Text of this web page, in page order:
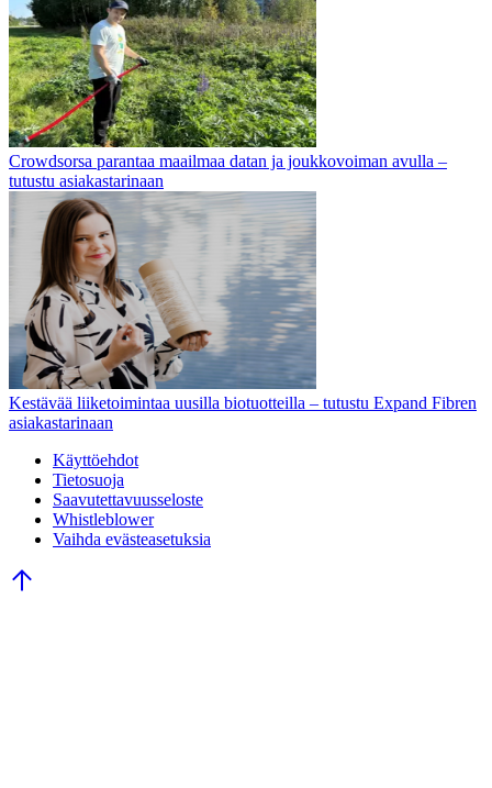
Crowdsorsa parantaa maailmaa datan ja joukkovoiman avulla –
tutustu asiakastarinaan
Kestävää liiketoimintaa uusilla biotuotteilla – tutustu Expand Fibren
asiakastarinaan
Käyttöehdot
Tietosuoja
Saavutettavuusseloste
Whistleblower
Vaihda evästeasetuksia